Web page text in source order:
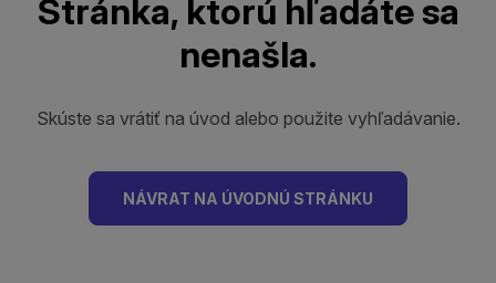
Stránka, ktorú hľadáte sa
nenašla.
Skúste sa vrátiť na úvod alebo použite vyhľadávanie.
NÁVRAT NA ÚVODNÚ STRÁNKU